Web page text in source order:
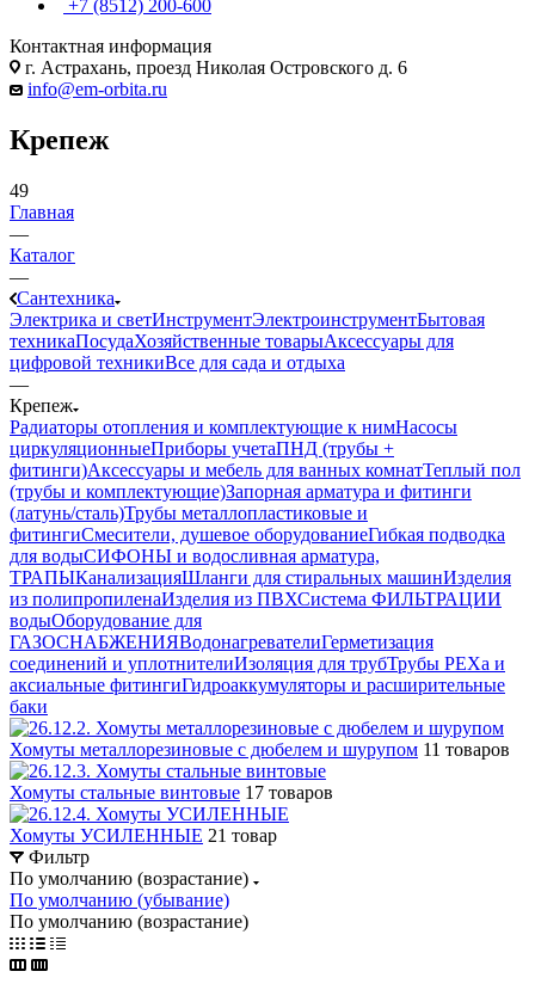
+7 (8512) 200-600
Контактная информация
г. Астрахань, проезд Николая Островского д. 6
info@em-orbita.ru
Крепеж
49
Главная
—
Каталог
—
Сантехника
Электрика и светИнструментЭлектроинструментБытовая
техникаПосудаХозяйственные товарыАксессуары для
цифровой техникиВсе для сада и отдыха
—
Крепеж
Радиаторы отопления и комплектующие к нимНасосы
циркуляционныеПриборы учетаПНД (трубы +
фитинги)Аксессуары и мебель для ванных комнатТеплый пол
(трубы и комплектующие)Запорная арматура и фитинги
(латунь/сталь)Трубы металлопластиковые и
фитингиСмесители, душевое оборудованиеГибкая подводка
для водыСИФОНЫ и водосливная арматура,
ТРАПЫКанализацияШланги для стиральных машинИзделия
из полипропиленаИзделия из ПВХСистема ФИЛЬТРАЦИИ
водыОборудование для
ГАЗОСНАБЖЕНИЯВодонагревателиГерметизация
соединений и уплотнителиИзоляция для трубТрубы PEXa и
аксиальные фитингиГидроаккумуляторы и расширительные
баки
Хомуты металлорезиновые с дюбелем и шурупом 11 товаров
Хомуты стальные винтовые 17 товаров
Хомуты УСИЛЕННЫЕ 21 товар
Фильтр
По умолчанию (возрастание)
По умолчанию (убывание)
По умолчанию (возрастание)